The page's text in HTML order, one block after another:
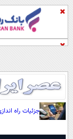
جزئیات راه